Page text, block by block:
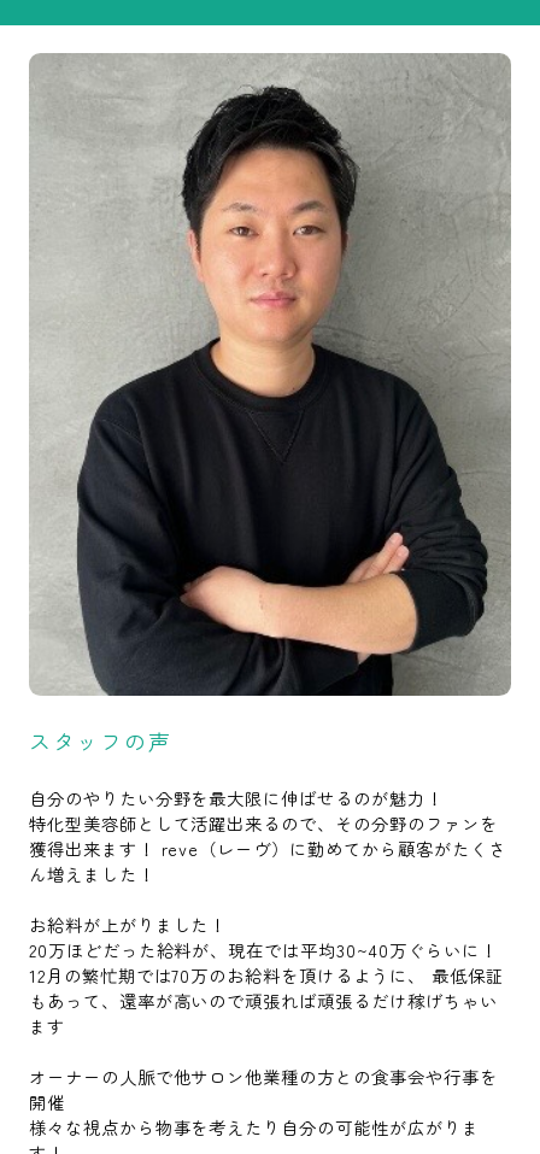
スタッフの声
自分のやりたい分野を最大限に伸ばせるのが魅力！
特化型美容師として活躍出来るので、その分野のファンを
獲得出来ます！ reve（レーヴ）に勤めてから顧客がたくさ
ん増えました！
お給料が上がりました！
20万ほどだった給料が、現在では平均30~40万ぐらいに！
12月の繁忙期では70万のお給料を頂けるように、 最低保証
もあって、還率が高いので頑張れば頑張るだけ稼げちゃい
ます
オーナーの人脈で他サロン他業種の方との食事会や行事を
開催
様々な視点から物事を考えたり自分の可能性が広がりま